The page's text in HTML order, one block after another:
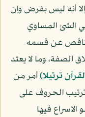
أنه ليس بفرض وإن
الشئ المساوي
عن قسمه
الصفة، وما لا يعتد
ترتيلا)أمر من
ترتيب الحروف على
الاسراع فيها